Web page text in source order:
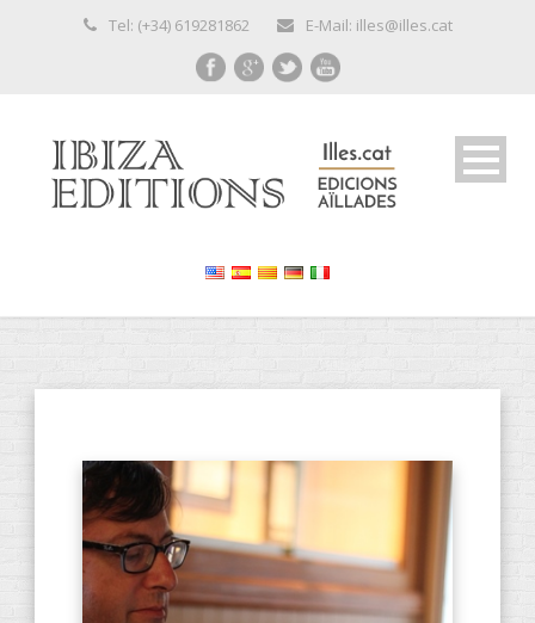
Tel: (+34) 619281862 E-Mail: illes@illes.cat